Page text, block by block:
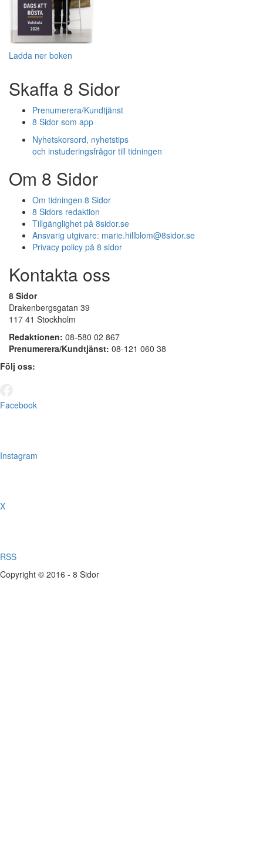
Ladda ner boken
Skaffa 8 Sidor
Prenumerera/Kundtjänst
8 Sidor som app
Nyhetskorsord, nyhetstips
och instuderingsfrågor till tidningen
Om 8 Sidor
Om tidningen 8 Sidor
8 Sidors redaktion
Tillgänglighet på 8sidor.se
Ansvarig utgivare: marie.hillblom@8sidor.se
Privacy policy på 8 sidor
Kontakta oss
8 Sidor
Drakenbergsgatan 39
117 41 Stockholm
Redaktionen: 08-580 02 867
Prenumerera/Kundtjänst: 08-121 060 38
Följ oss:
Facebook
Instagram
X
RSS
Copyright © 2016 - 8 Sidor